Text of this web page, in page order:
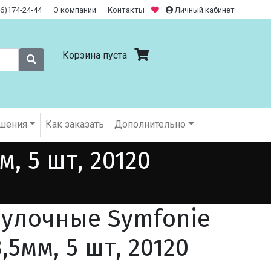
24-44 О компании Контакты Личный кабинет
Корзина пуста
Как заказать Дополнительно
5 шт, 20120
Symfonie
5 шт, 20120